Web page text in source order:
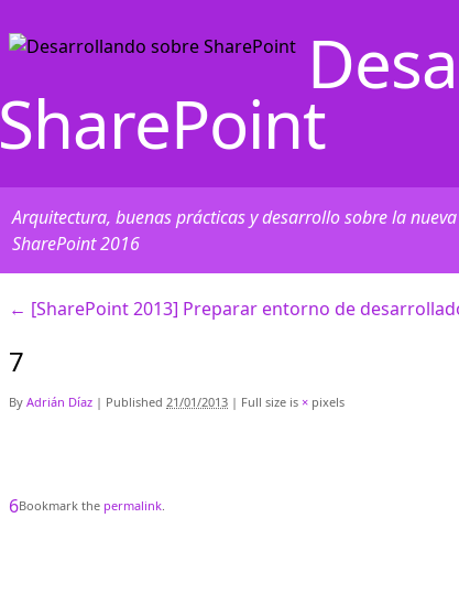
SharePoint
Arquitectura, buenas prácticas y desarrollo sobre la
SharePoint 2016
← [SharePoint 2013] Preparar entorno de
7
By Adrián Díaz | Published 21/01/2013 | Full size is × pixels
6Bookmark the permalink.